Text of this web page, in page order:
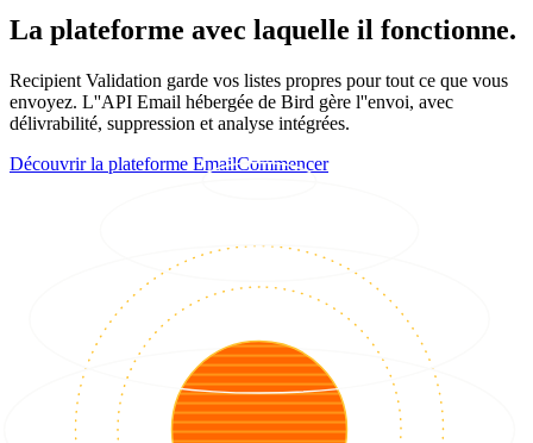
La plateforme avec laquelle il fonctionne.
Recipient Validation garde vos listes propres pour tout ce que vous
envoyez. L''API Email hébergée de Bird gère l''envoi, avec
délivrabilité, suppression et analyse intégrées.
Découvrir la plateforme EmailCommencer